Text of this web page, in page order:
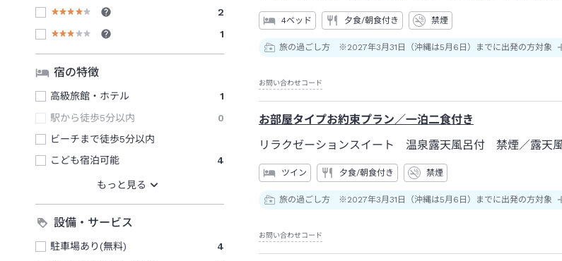
2
1
宿の特徴
高級旅館・ホテル
1
駅から徒歩5分以内
0
ビーチまで徒歩5分以内
こども宿泊可能
4
設備・サービス
駐車場あり(無料)
4
4ベッド 夕食/朝食付き 禁煙
旅の過ごし方 ※2027年3月31日（沖縄は5月6日）までに出発の方対象
お問い合わせコード
お部屋タイプお約束プラン／一泊二食付き
リラクゼーションスイート 温泉露天風呂付 禁煙／露天
ツイン 夕食/朝食付き 禁煙
旅の過ごし方 ※2027年3月31日（沖縄は5月6日）までに出発の方対象
お問い合わせコード